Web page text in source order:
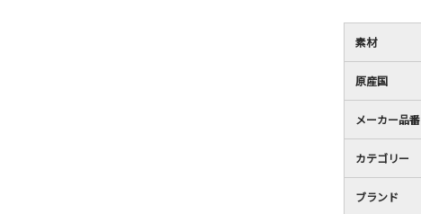
素材
原産国
メーカー品番
カテゴリー
ブランド